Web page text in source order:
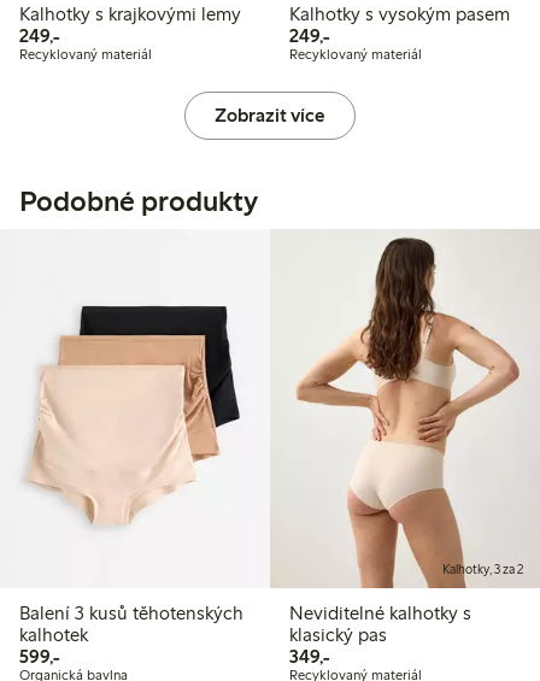
Kalhotky s krajkovými lemy
249,-249,00 Kč
Recyklovaný materiál
Kalhotky s vysokým pasem
249,-249,00 Kč
Recyklovaný materiál
Zobrazit více
Podobné produkty
Balení 3 kusů těhotenských
kalhotek
599,-599,00 Kč
Organická bavlna
Kalhotky, 3 za 2
Neviditelné kalhotky s
klasický pas
349,-349,00 Kč
Recyklovaný materiál